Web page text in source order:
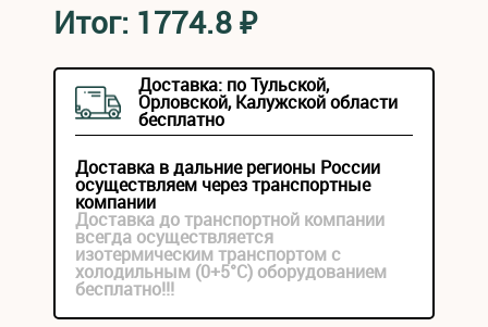
Итог: 1774.8₽
Доставка: по Тульской,
Орловской, Калужской области
бесплатно
Доставка в дальние регионы России
осуществляем через транспортные
компании
Доставка до транспортной компании
всегда осуществляется
изотермическим транспортом с
холодильным (0+5°С) оборудованием
бесплатно!!!